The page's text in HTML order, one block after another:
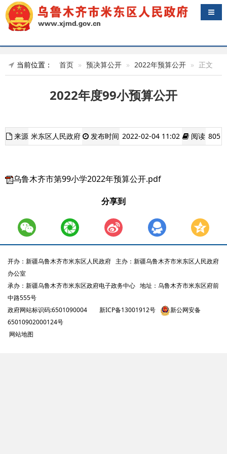
导航
当前位置： 首页 预决算公开 2022年预算公开 正文
2022年度99小预算公开
来源 米东区人民政府 发布时间 2022-02-04 11:02 阅读 805
乌鲁木齐市第99小学2022年预算公开.pdf
分享到
开办：新疆乌鲁木齐市米东区人民政府 主办：新疆乌鲁木齐市米东区人民政府
办公室
承办：新疆乌鲁木齐市米东区政府电子政务中心 地址：乌鲁木齐市米东区府前
中路555号
政府网站标识码:6501090004
新ICP备13001912号
新公网安备
65010902000124号
网站地图